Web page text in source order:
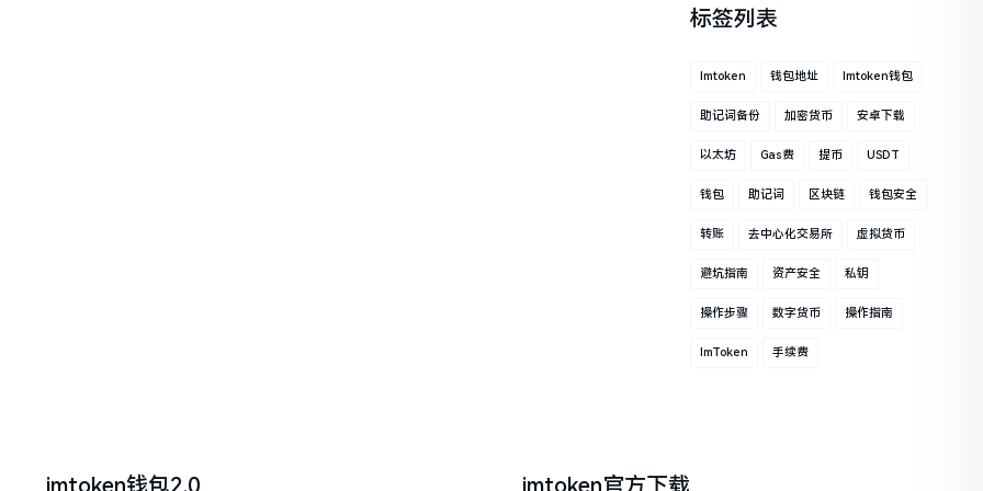
标签列表
Imtoken 钱包地址 Imtoken钱包
助记词备份 加密货币 安卓下载
以太坊 Gas费 提币 USDT
钱包 助记词 区块链 钱包安全
转账 去中心化交易所 虚拟货币
避坑指南 资产安全 私钥
操作步骤 数字货币 操作指南
ImToken 手续费